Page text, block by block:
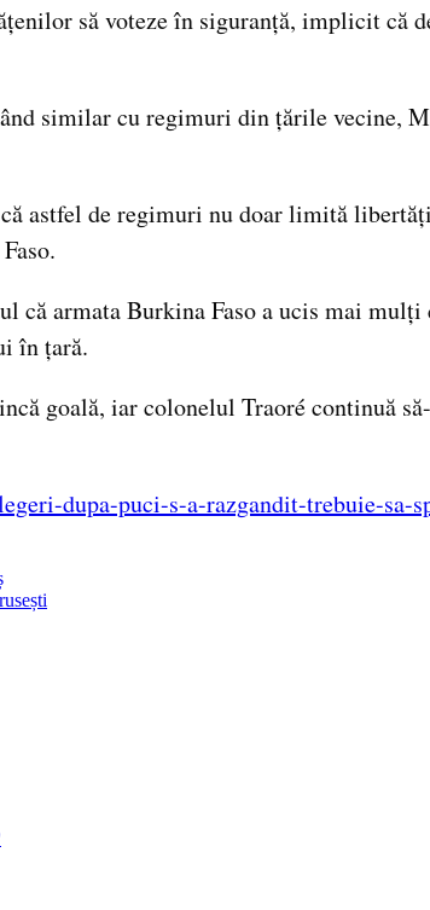
să voteze în siguranță, implicit că
similar cu regimuri din țările vecine,
astfel de regimuri nu doar limită
că armata Burkina Faso a ucis mai
în țară.
goală, iar colonelul Traoré continuă
dupa-puci-s-a-razgandit-trebuie-sa-